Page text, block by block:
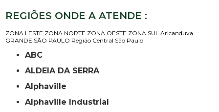
REGIÕES ONDE A ATENDE :
ZONA LESTE ZONA NORTE ZONA OESTE ZONA SUL Aricanduva
GRANDE SÃO PAULO Região Central São Paulo
ABC
ALDEIA DA SERRA
Alphaville
Alphaville Industrial